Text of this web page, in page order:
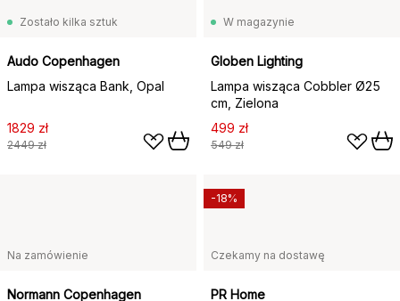
Zostało kilka sztuk
Audo Copenhagen
Lampa wisząca Bank, Opal
1829 zł
2449 zł
W magazynie
Globen Lighting
Lampa wisząca Cobbler Ø25
cm, Zielona
499 zł
549 zł
Na zamówienie
Normann Copenhagen
Czekamy na dostawę
PR Home
-18%